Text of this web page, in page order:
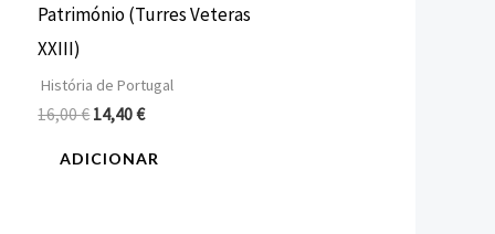
Património (Turres Veteras
XXIII)
História de Portugal
16,00€14,40€
ADICIONAR